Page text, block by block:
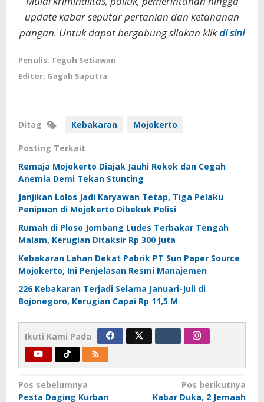
update kabar seputar pertanian dan ketahanan
pangan. Untuk dapat bergabung silakan klikdi sini
Penulis: Teguh Setiawan
Editor: Gagah Saputra
Ditag Kebakaran Mojokerto
Posting Terkait
Remaja Mojokerto Diajak Jauhi Rokok dan Cegah
Anemia Demi Tekan Stunting
Janjikan Lolos Jadi Karyawan Tetap, Tiga Pelaku
Penipuan di Mojokerto Dibekuk Polisi
Rumah di Ploso Jombang Ludes Terbakar Tengah
Malam, Kerugian Ditaksir Rp 300 Juta
Kebakaran Lahan Dekat Pabrik PT Sun Paper Source
Mojokerto, Ini Penjelasan Resmi Manajemen
226 Kebakaran Terjadi Selama Januari-Juli di
Bojonegoro, Kerugian Capai Rp 11,5 M
Ikuti Kami Pada
Navigasi
Pos sebelumnya
Pesta Daging Kurban
Pos berikutnya
Kabar Duka, 2 Jemaah